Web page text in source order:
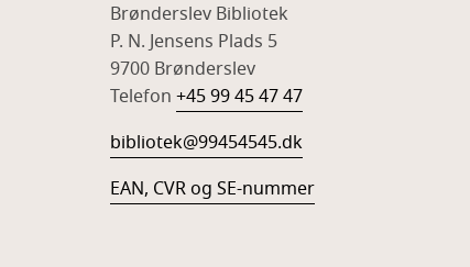
Brønderslev Bibliotek
P. N. Jensens Plads 5
9700 Brønderslev
Telefon +45 99 45 47 47
bibliotek@99454545.dk
EAN, CVR og SE-nummer